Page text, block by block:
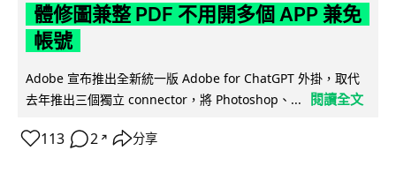
體修圖兼整 PDF 不用開多個 APP 兼免
帳號
Adobe 宣布推出全新統一版 Adobe for ChatGPT 外掛，取代
去年推出三個獨立 connector，將 Photoshop、...
閱讀全文
113 2 ↗ 分享